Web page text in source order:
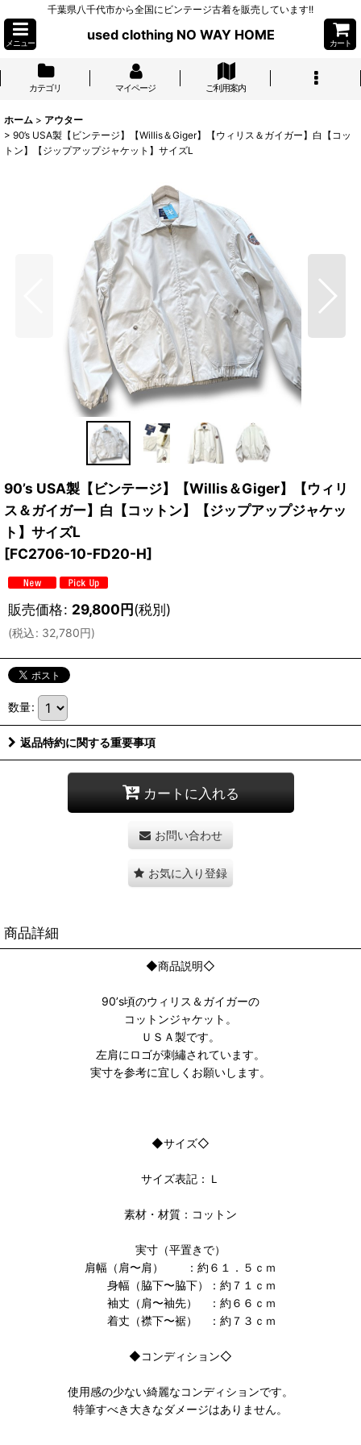
千葉県八千代市から全国にビンテージ古着を販売しています!!
メニュー
used clothing NO WAY HOME
カート
カテゴリ マイページ ご利用案内
ホーム > アウター
> 90’s USA製【ビンテージ】【Willis＆Giger】【ウィリス＆ガイガー】白【コッ
トン】【ジップアップジャケット】サイズL
90’s USA製【ビンテージ】【Willis＆Giger】【ウィリ
ス＆ガイガー】白【コットン】【ジップアップジャケッ
ト】サイズL
[FC2706-10-FD20-H]
販売価格: 29,800円(税別)
(税込: 32,780円)
数量:
返品特約に関する重要事項
カートに入れる
お問い合わせ
お気に入り登録
商品詳細
◆商品説明◇
90’s頃のウィリス＆ガイガーの
コットンジャケット。
ＵＳＡ製です。
左肩にロゴが刺繡されています。
実寸を参考に宜しくお願いします。
◆サイズ◇
サイズ表記：Ｌ
素材・材質：コットン
実寸（平置きで）
肩幅（肩〜肩） ：約６１．５ｃｍ
身幅（脇下〜脇下）：約７１ｃｍ
袖丈（肩〜袖先） ：約６６ｃｍ
着丈（襟下〜裾） ：約７３ｃｍ
◆コンディション◇
使用感の少ない綺麗なコンディションです。
特筆すべき大きなダメージはありません。